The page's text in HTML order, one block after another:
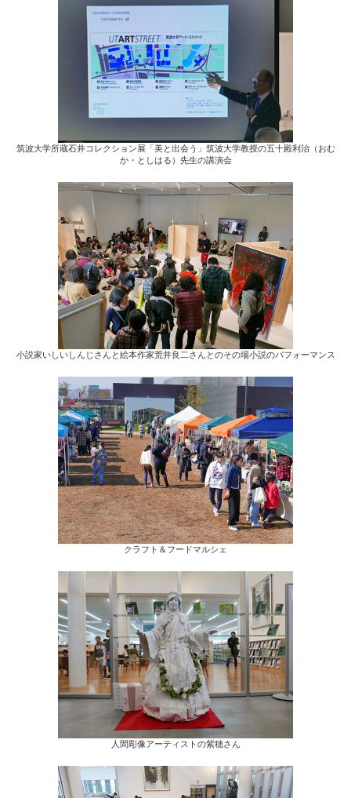
筑波大学所蔵石井コレクション展「美と出会う」筑波大学教授の五十殿利治（おむ
か・としはる）先生の講演会
小説家いしいしんじさんと絵本作家荒井良二さんとのその場小説のパフォーマンス
クラフト＆フードマルシェ
人間彫像アーティストの紫穂さん